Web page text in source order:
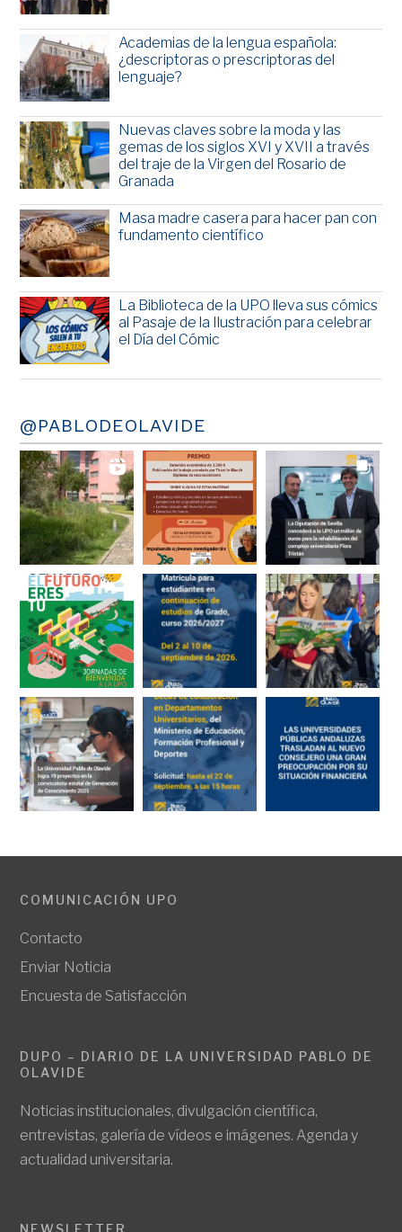
Academias de la lengua española:
¿descriptoras o prescriptoras del
lenguaje?
Nuevas claves sobre la moda y las
gemas de los siglos XVI y XVII a través
del traje de la Virgen del Rosario de
Granada
Masa madre casera para hacer pan con
fundamento científico
La Biblioteca de la UPO lleva sus cómics
al Pasaje de la Ilustración para celebrar
el Día del Cómic
@PABLODEOLAVIDE
COMUNICACIÓN UPO
Contacto
Enviar Noticia
Encuesta de Satisfacción
DUPO – DIARIO DE LA UNIVERSIDAD PABLO DE
OLAVIDE
Noticias institucionales, divulgación científica,
entrevistas, galería de vídeos e imágenes. Agenda y
actualidad universitaria.